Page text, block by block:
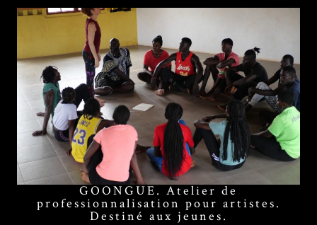
GOONGUE. Atelier de
professionnalisation pour artistes.
Destiné aux jeunes.